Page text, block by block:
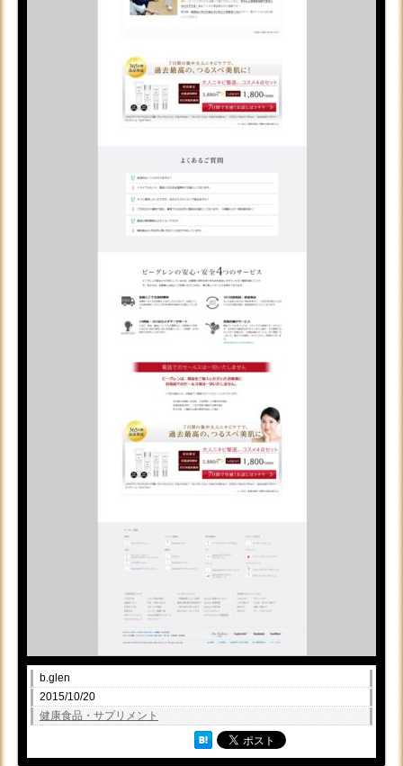
b.glen
2015/10/20
健康食品・サプリメント